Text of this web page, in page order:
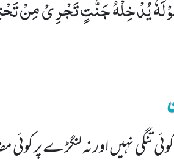
یُدْخِلْهُ جَنّٰتٍ تَجْرِیْ مِنْ
تنگی نہیں اور نہ لنگڑے پر کوئی